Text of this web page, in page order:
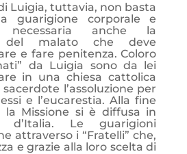
Luigia, tuttavia, non basta
guarigione corporale e
anche la
del malato che deve
e fare penitenza. Coloro
da Luigia sono da lei
in una chiesa cattolica
l’assoluzione per
e l’eucarestia. Alla fine
la Missione si è diffusa in
d’Italia. Le guarigioni
attraverso i “Fratelli” che,
e grazie alla loro scelta di